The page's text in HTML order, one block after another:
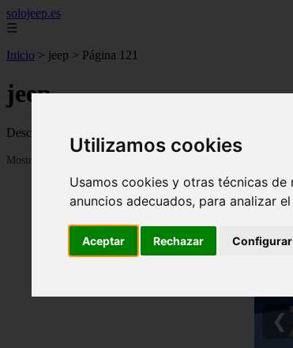
Utilizamos cookies
Usamos cookies y otras técnicas
anuncios adecuados, para analizar
Aceptar Rechazar Configurar
solojeep.es
☰
Inicio > jeep > Página 121
jeep
Descubre todas las noticias de la categoría jeep.
Mostrando 2881 - 2904 de 3335 artículos
❮